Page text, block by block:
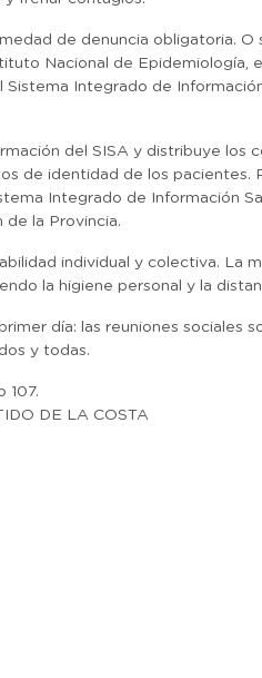
de denuncia obligatoria.
Nacional de Epidemiología,
Integrado de
del SISA y distribuye los
de identidad de los pacientes.
Integrado de Información
de la Provincia.
individual y colectiva. La
la higiene personal y la
día: las reuniones sociales
y todas.
107.
DE LA COSTA